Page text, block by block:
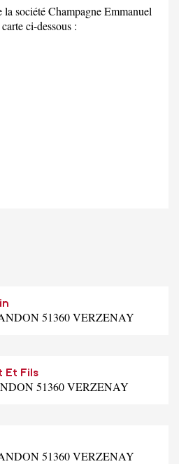
société Champagne Emmanuel
ci-dessous :
51360 VERZENAY
Et Fils
51360 VERZENAY
51360 VERZENAY